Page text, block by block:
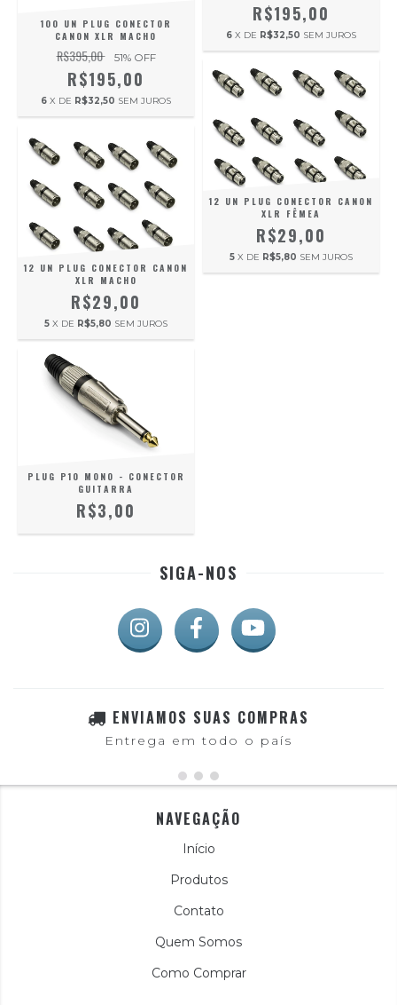
100 UN PLUG CONECTOR
CANON XLR MACHO
R$395,00 51% OFF
R$195,00
6 X DE R$32,50 SEM JUROS
R$195,00
6 X DE R$32,50 SEM JUROS
12 UN PLUG CONECTOR CANON
XLR MACHO
R$29,00
5 X DE R$5,80 SEM JUROS
12 UN PLUG CONECTOR CANON
XLR FÊMEA
R$29,00
5 X DE R$5,80 SEM JUROS
PLUG P10 MONO - CONECTOR
GUITARRA
R$3,00
SIGA-NOS
ENVIAMOS SUAS COMPRAS
Entrega em todo o país
NAVEGAÇÃO
Início
Produtos
Contato
Quem Somos
Como Comprar